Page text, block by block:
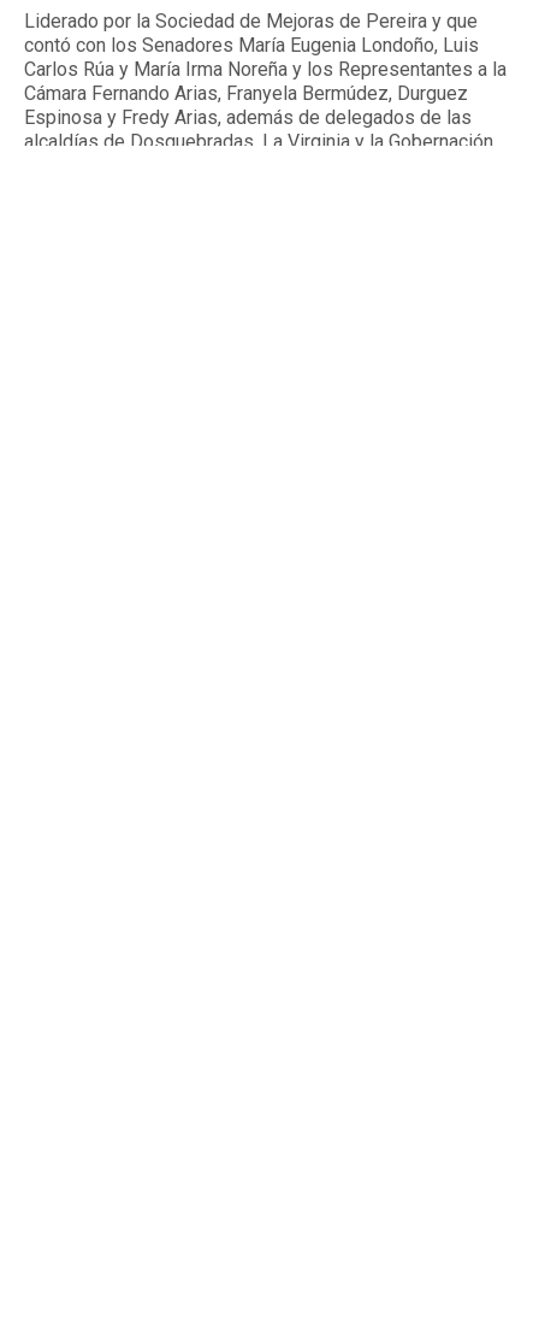
Liderado por la Sociedad de Mejoras de Pereira y que
contó con los Senadores María Eugenia Londoño, Luis
Carlos Rúa y María Irma Noreña y los Representantes a la
Cámara Fernando Arias, Franyela Bermúdez, Durguez
Espinosa y Fredy Arias, además de delegados de las
alcaldías de Dosquebradas, La Virginia y la Gobernación